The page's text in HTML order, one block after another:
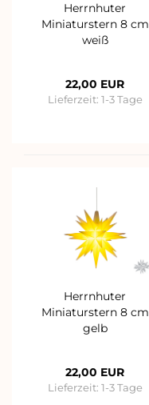
Herrnhuter
Miniaturstern 8 cm
weiß
22,00 EUR
Lieferzeit: 1-3 Tage
Herrnhuter
Miniaturstern 8 cm
gelb
22,00 EUR
Lieferzeit: 1-3 Tage